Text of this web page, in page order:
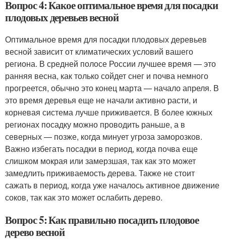
Вопрос 4: Какое оптимальное время для посадки
плодовых деревьев весной
Оптимальное время для посадки плодовых деревьев
весной зависит от климатических условий вашего
региона. В средней полосе России лучшее время — это
ранняя весна, как только сойдет снег и почва немного
прогреется, обычно это конец марта — начало апреля. В
это время деревья еще не начали активно расти, и
корневая система лучше приживается. В более южных
регионах посадку можно проводить раньше, а в
северных — позже, когда минует угроза заморозков.
Важно избегать посадки в период, когда почва еще
слишком мокрая или замерзшая, так как это может
замедлить приживаемость дерева. Также не стоит
сажать в период, когда уже началось активное движение
соков, так как это может ослабить дерево.
Вопрос 5: Как правильно посадить плодовое
дерево весной